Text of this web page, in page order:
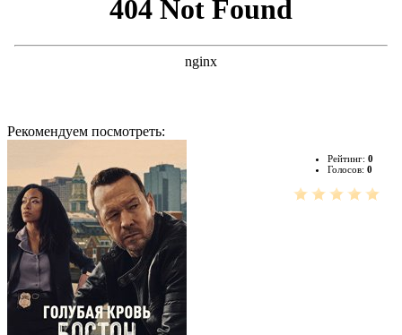
Рекомендуем посмотреть:
Рейтинг: 0
Голосов: 0